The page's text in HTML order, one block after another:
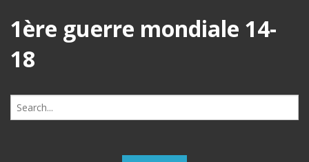
1ère guerre mondiale 14-
18
Search
for: